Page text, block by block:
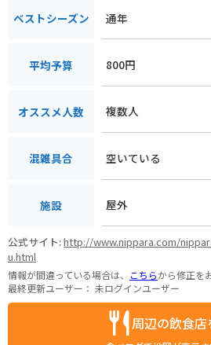
ベストシーズン 通年
平均予算 800円
オススメ人数 複数人
混雑具合 空いている
施設 屋外
公式サイト:http://www.nippara.com/
u.html
情報が間違っている場合は、 こちらから修正を
最終更新ユーザー： 未ログインユーザー
周辺の飲食店